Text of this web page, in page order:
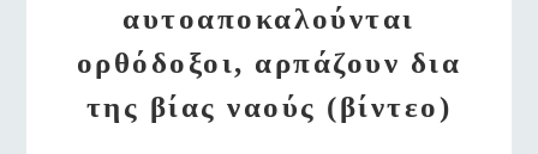
αυτοαποκαλούνται
ορθόδοξοι, αρπάζουν δια
της βίας ναούς (βίντεο)